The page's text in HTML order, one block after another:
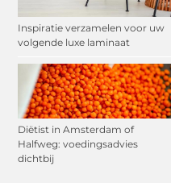
Inspiratie verzamelen voor uw
volgende luxe laminaat
Diëtist in Amsterdam of
Halfweg: voedingsadvies
dichtbij